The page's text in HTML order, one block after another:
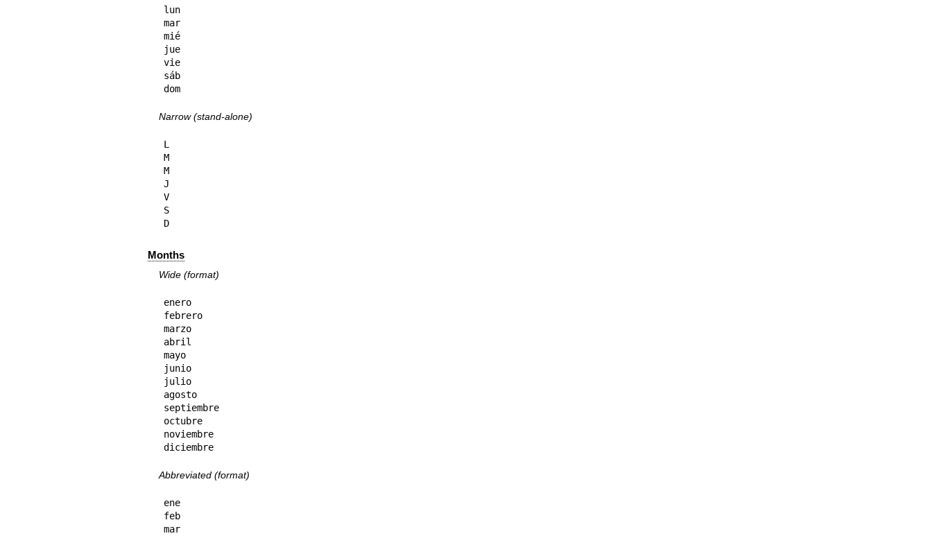
lun
mar
mié
jue
vie
sáb
dom
Narrow (stand-alone)
L
M
M
J
V
S
D
Months
Wide (format)
enero
febrero
marzo
abril
mayo
junio
julio
agosto
septiembre
octubre
noviembre
diciembre
Abbreviated (format)
ene
feb
mar